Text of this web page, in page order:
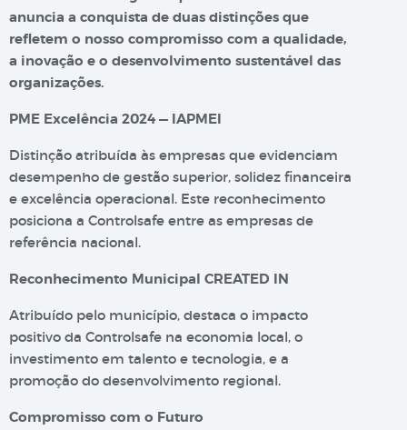
anuncia a conquista de duas distinções que
refletem o nosso compromisso com a qualidade,
a inovação e o desenvolvimento sustentável das
organizações.
PME Excelência 2024 — IAPMEI
Distinção atribuída às empresas que evidenciam
desempenho de gestão superior, solidez financeira
e excelência operacional. Este reconhecimento
posiciona a Controlsafe entre as empresas de
referência nacional.
Reconhecimento Municipal CREATED IN
Atribuído pelo município, destaca o impacto
positivo da Controlsafe na economia local, o
investimento em talento e tecnologia, e a
promoção do desenvolvimento regional.
Compromisso com o Futuro